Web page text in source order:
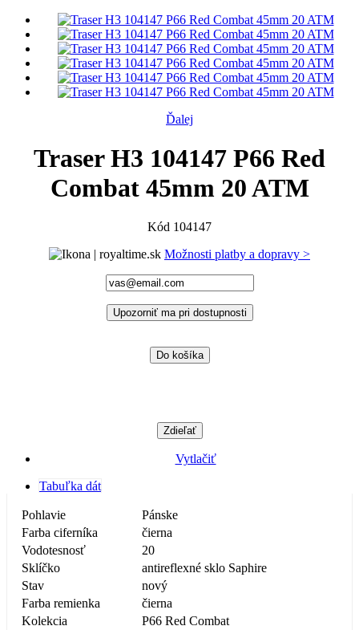
Ďalej
Traser H3 104147 P66 Red
Combat 45mm 20 ATM
Kód 104147
Možnosti platby a dopravy >
Upozorniť ma pri dostupnosti
Do košíka
Zdieľať
Vytlačiť
Tabuľka dát
Pohlavie
Pánske
Farba ciferníka
čierna
Vodotesnosť
20
Sklíčko
antireflexné sklo Saphire
Stav
nový
Farba remienka
čierna
Kolekcia
P66 Red Combat